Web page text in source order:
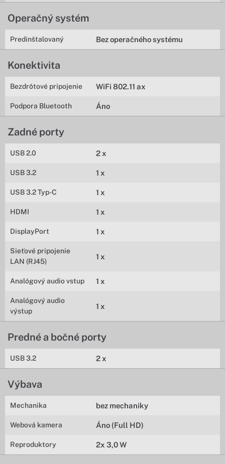
Operačný systém
Predinštalovaný Bez operačného systému
Konektivita
Bezdrôtové pripojenie WiFi 802.11 ax
Podpora Bluetooth Áno
Zadné porty
USB 2.0 2 x
USB 3.2 1 x
USB 3.2 Typ-C 1 x
HDMI 1 x
DisplayPort 1 x
Sieťové pripojenie
LAN (RJ45)
1 x
Analógový audio vstup 1 x
Analógový audio
výstup
1 x
Predné a bočné porty
USB 3.2 2 x
Výbava
Mechanika bez mechaniky
Webová kamera Áno (Full HD)
Reproduktory 2x 3,0 W